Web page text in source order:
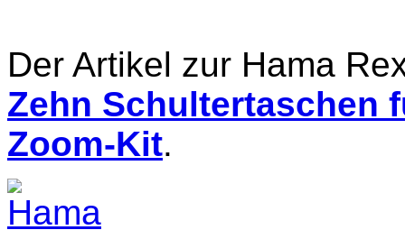
Der Artikel zur Hama
Zehn Schultertaschen
Zoom-Kit.